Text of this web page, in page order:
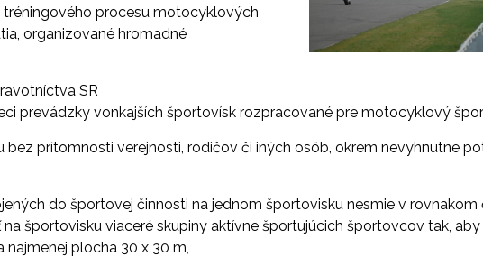
procesu motocyklových
organizované hromadné
SR
prevádzky vonkajších športovísk rozpracované pre motocyklový
bez prítomnosti verejnosti, rodičov či iných osôb, okrem nevyhnutne
do športovej činnosti na jednom športovisku nesmie v rovnakom
športovisku viaceré skupiny aktívne športujúcich športovcov tak, aby
plocha 30 x 30 m,